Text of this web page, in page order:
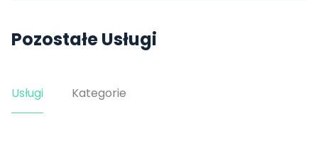
Pozostałe Usługi
Usługi Kategorie